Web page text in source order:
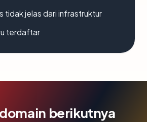
tidak jelas dari infrastruktur
terdaftar
berikutnya